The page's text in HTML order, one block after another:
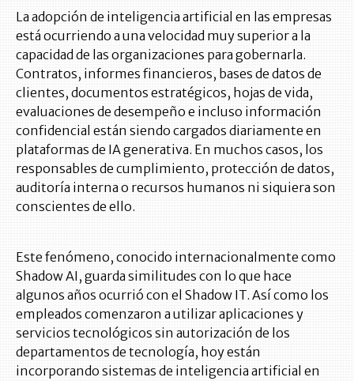
La adopción de inteligencia artificial en las empresas
está ocurriendo a una velocidad muy superior a la
capacidad de las organizaciones para gobernarla.
Contratos, informes financieros, bases de datos de
clientes, documentos estratégicos, hojas de vida,
evaluaciones de desempeño e incluso información
confidencial están siendo cargados diariamente en
plataformas de IA generativa. En muchos casos, los
responsables de cumplimiento, protección de datos,
auditoría interna o recursos humanos ni siquiera son
conscientes de ello.
Este fenómeno, conocido internacionalmente como
Shadow AI, guarda similitudes con lo que hace
algunos años ocurrió con el Shadow IT. Así como los
empleados comenzaron a utilizar aplicaciones y
servicios tecnológicos sin autorización de los
departamentos de tecnología, hoy están
incorporando sistemas de inteligencia artificial en